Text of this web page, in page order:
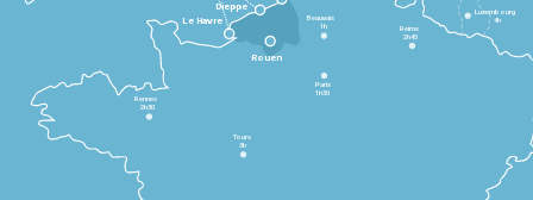
Le Havre
Dieppe
Rennes
2h30
Tours
3h
Paris
1h30
Beauvais
1h
Reims
2h45
Luxembourg
4h
Rouen